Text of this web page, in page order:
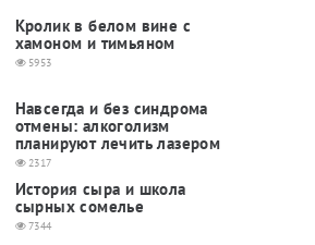
Кролик в белом вине с
хамоном и тимьяном
5953
Навсегда и без синдрома
отмены: алкоголизм
планируют лечить лазером
2317
История сыра и школа
сырных сомелье
7344